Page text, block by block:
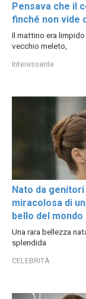
Pensava che il
finché non vide
Il mattino era
vecchio meleto,
Interessante
Nato da
miracolosa di
bello del mondo
Una rara bellezza
splendida
CELEBRITÀ